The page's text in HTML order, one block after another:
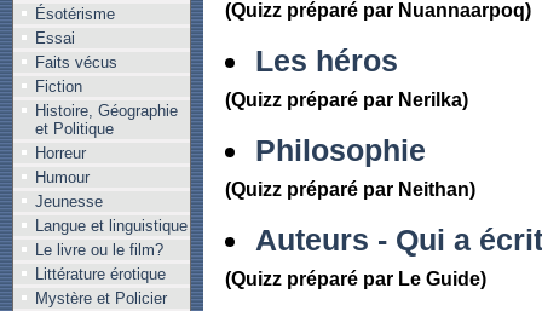
Ésotérisme
Essai
Faits vécus
Fiction
Histoire, Géographie
et Politique
Horreur
Humour
Jeunesse
Langue et linguistique
Le livre ou le film?
Littérature érotique
Mystère et Policier
(Quizz préparé par Nuannaarpoq)
Les héros
(Quizz préparé par Nerilka)
Philosophie
(Quizz préparé par Neithan)
Auteurs - Qui a
(Quizz préparé par Le Guide)